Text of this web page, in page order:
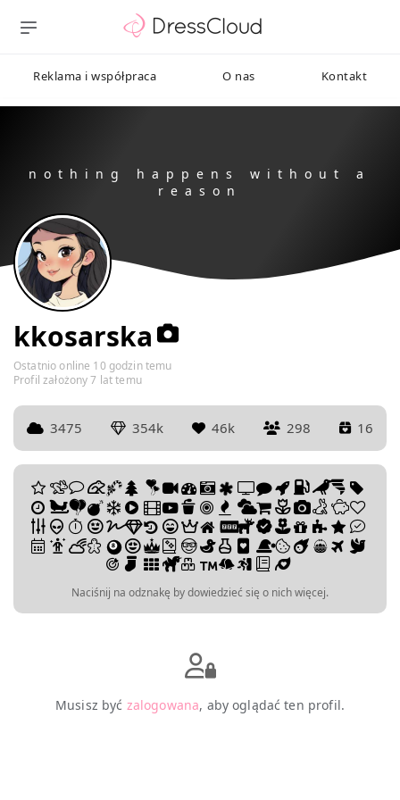
Reklama i współpraca O nas Kontakt
kkosarska
Ostatnio online 10 godzin temu
Profil założony 7 lat temu
3475 354k 46k 298 16
Naciśnij na odznakę by dowiedzieć się o nich więcej.
Musisz być zalogowana, aby oglądać ten profil.